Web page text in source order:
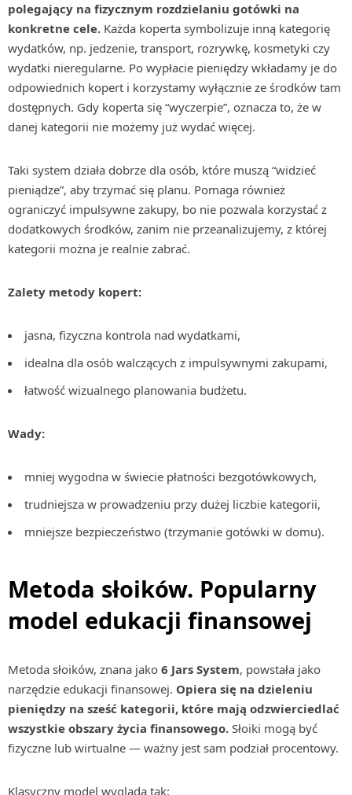
polegający na fizycznym rozdzielaniu gotówki na
konkretne cele. Każda koperta symbolizuje inną kategorię
wydatków, np. jedzenie, transport, rozrywkę, kosmetyki czy
wydatki nieregularne. Po wypłacie pieniędzy wkładamy je do
odpowiednich kopert i korzystamy wyłącznie ze środków tam
dostępnych. Gdy koperta się “wyczerpie”, oznacza to, że w
danej kategorii nie możemy już wydać więcej.
Taki system działa dobrze dla osób, które muszą “widzieć
pieniądze”, aby trzymać się planu. Pomaga również
ograniczyć impulsywne zakupy, bo nie pozwala korzystać z
dodatkowych środków, zanim nie przeanalizujemy, z której
kategorii można je realnie zabrać.
Zalety metody kopert:
jasna, fizyczna kontrola nad wydatkami,
idealna dla osób walczących z impulsywnymi zakupami,
łatwość wizualnego planowania budżetu.
Wady:
mniej wygodna w świecie płatności bezgotówkowych,
trudniejsza w prowadzeniu przy dużej liczbie kategorii,
mniejsze bezpieczeństwo (trzymanie gotówki w domu).
Metoda słoików. Popularny
model edukacji finansowej
Metoda słoików, znana jako 6 Jars System, powstała jako
narzędzie edukacji finansowej. Opiera się na dzieleniu
pieniędzy na sześć kategorii, które mają odzwierciedlać
wszystkie obszary życia finansowego. Słoiki mogą być
fizyczne lub wirtualne — ważny jest sam podział procentowy.
Klasyczny model wygląda tak: